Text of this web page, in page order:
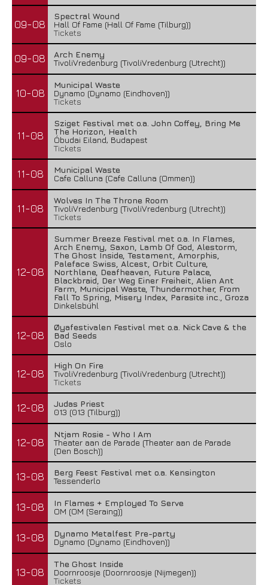
09-08
Spectral Wound
Hall Of Fame (Hall Of Fame (Tilburg))
Tickets
09-08
Arch Enemy
TivoliVredenburg (TivoliVredenburg (Utrecht))
10-08
Municipal Waste
Dynamo (Dynamo (Eindhoven))
Tickets
11-08
Sziget Festival met o.a. John Coffey, Bring Me
The Horizon, Health
Óbudai Eiland, Budapest
Tickets
11-08
Municipal Waste
Cafe Calluna (Cafe Calluna (Ommen))
11-08
Wolves In The Throne Room
TivoliVredenburg (TivoliVredenburg (Utrecht))
Tickets
12-08
Summer Breeze Festival met o.a. In Flames,
Arch Enemy, Saxon, Lamb Of God, Alestorm,
The Ghost Inside, Testament, Amorphis,
Paleface Swiss, Alcest, Orbit Culture,
Northlane, Deafheaven, Future Palace,
Blackbraid, Der Weg Einer Freiheit, Alien Ant
Farm, Municipal Waste, Thundermother, From
Fall To Spring, Misery Index, Parasite inc., Groza
Dinkelsbühl
12-08
Øyafestivalen Festival met o.a. Nick Cave & the
Bad Seeds
Oslo
12-08
High On Fire
TivoliVredenburg (TivoliVredenburg (Utrecht))
Tickets
12-08
Judas Priest
013 (013 (Tilburg))
12-08
Ntjam Rosie - Who I Am
Theater aan de Parade (Theater aan de Parade
(Den Bosch))
13-08
Berg Feest Festival met o.a. Kensington
Tessenderlo
13-08
In Flames + Employed To Serve
OM (OM (Seraing))
13-08
Dynamo Metalfest Pre-party
Dynamo (Dynamo (Eindhoven))
13-08
The Ghost Inside
Doornroosje (Doornroosje (Nijmegen))
Tickets